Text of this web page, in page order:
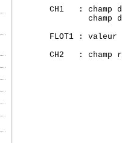
CH1   : champ
champ
FLOT1 : valeur
CH2   : champ